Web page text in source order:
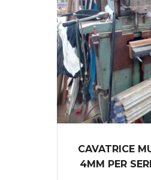
CAVATRICE
4MM PER